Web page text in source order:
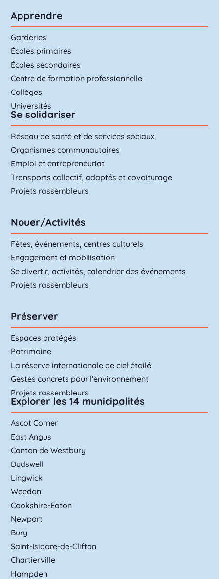
Apprendre
Garderies
Écoles primaires
Écoles secondaires
Centre de formation professionnelle
Collèges
Universités
Se solidariser
Réseau de santé et de services sociaux
Organismes communautaires
Emploi et entrepreneuriat
Transports collectif, adaptés et covoiturage
Projets rassembleurs
Nouer/Activités
Fêtes, événements, centres culturels
Engagement et mobilisation
Se divertir, activités, calendrier des événements
Projets rassembleurs
Préserver
Espaces protégés
Patrimoine
La réserve internationale de ciel étoilé
Gestes concrets pour l'environnement
Projets rassembleurs
Explorer les 14 municipalités
Ascot Corner
East Angus
Canton de Westbury
Dudswell
Lingwick
Weedon
Cookshire-Eaton
Newport
Bury
Saint-Isidore-de-Clifton
Chartierville
Hampden